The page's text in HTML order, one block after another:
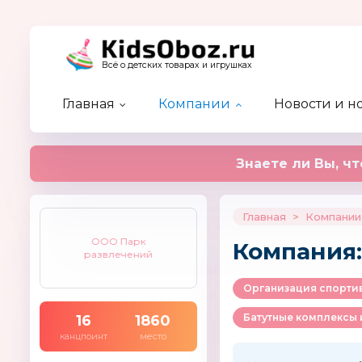
Всё о детских товарах и игрушках
Главная
Компании
Недобросовестные партнеры
Новости и
Журнал
Знаете ли Вы,
ООО Парк
развлечений
16
канцпоинт
1860
место
Главная > Компании